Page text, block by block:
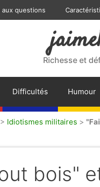
aux questions
Richesse et
Difficultés Humour
> Idiotismes militaires >
bois"